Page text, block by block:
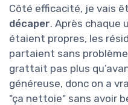
Côté efficacité, je vais
décaper. Après chaque
étaient propres, les
partaient sans
grattait pas plus
généreuse, donc on a
"ça nettoie" sans avoir